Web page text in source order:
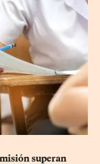
superan